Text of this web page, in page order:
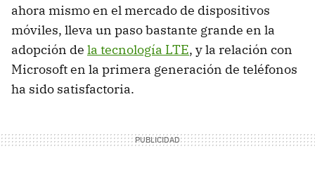
ahora mismo en el mercado de dispositivos
móviles, lleva un paso bastante grande en la
adopción de la tecnología LTE, y la relación con
Microsoft en la primera generación de teléfonos
ha sido satisfactoria.